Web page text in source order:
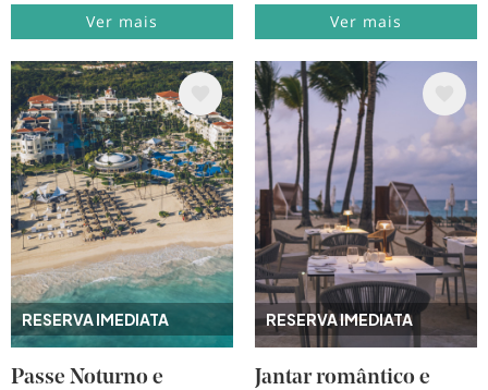
Ver mais Ver mais
RESERVA IMEDIATA
Imagem
Passe Noturno e
RESERVA IMEDIATA
Imagem
Jantar romântico e